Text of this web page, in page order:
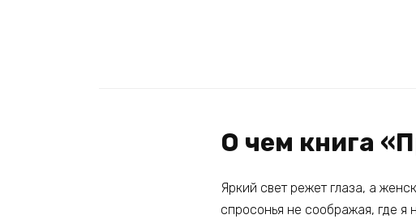
О чем книга
Яркий свет режет глаза, а
спросонья не соображая, где я